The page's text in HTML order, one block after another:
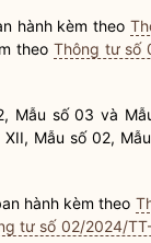
hành kèm theo
theo Thông tư số
Mẫu số 03 và
XII, Mẫu số 02,
hành kèm theo
tư số 02/2024/